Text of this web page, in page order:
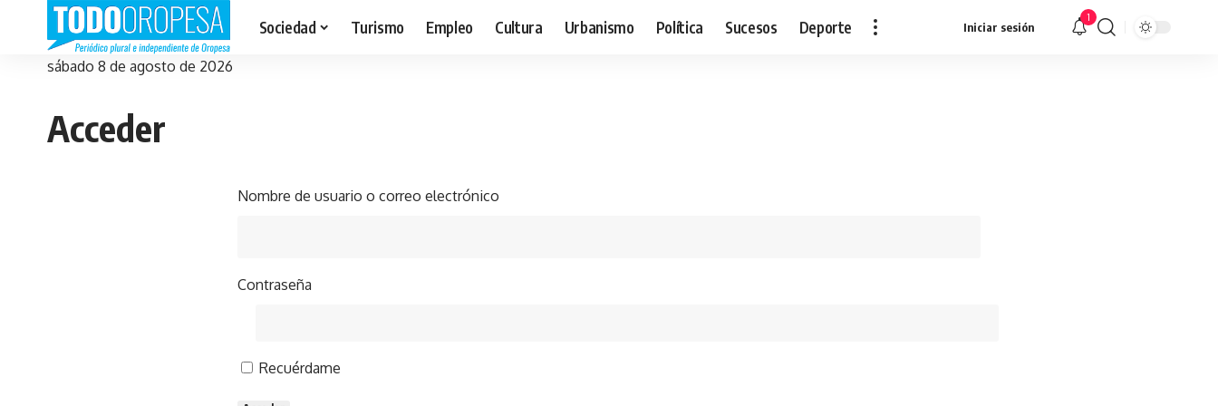
Sociedad Turismo Empleo Cultura Urbanismo Política Sucesos Deporte Iniciar sesión
1
sábado 8 de agosto de 2026
Acceder
Nombre de usuario o correo electrónico
Contraseña
Recuérdame